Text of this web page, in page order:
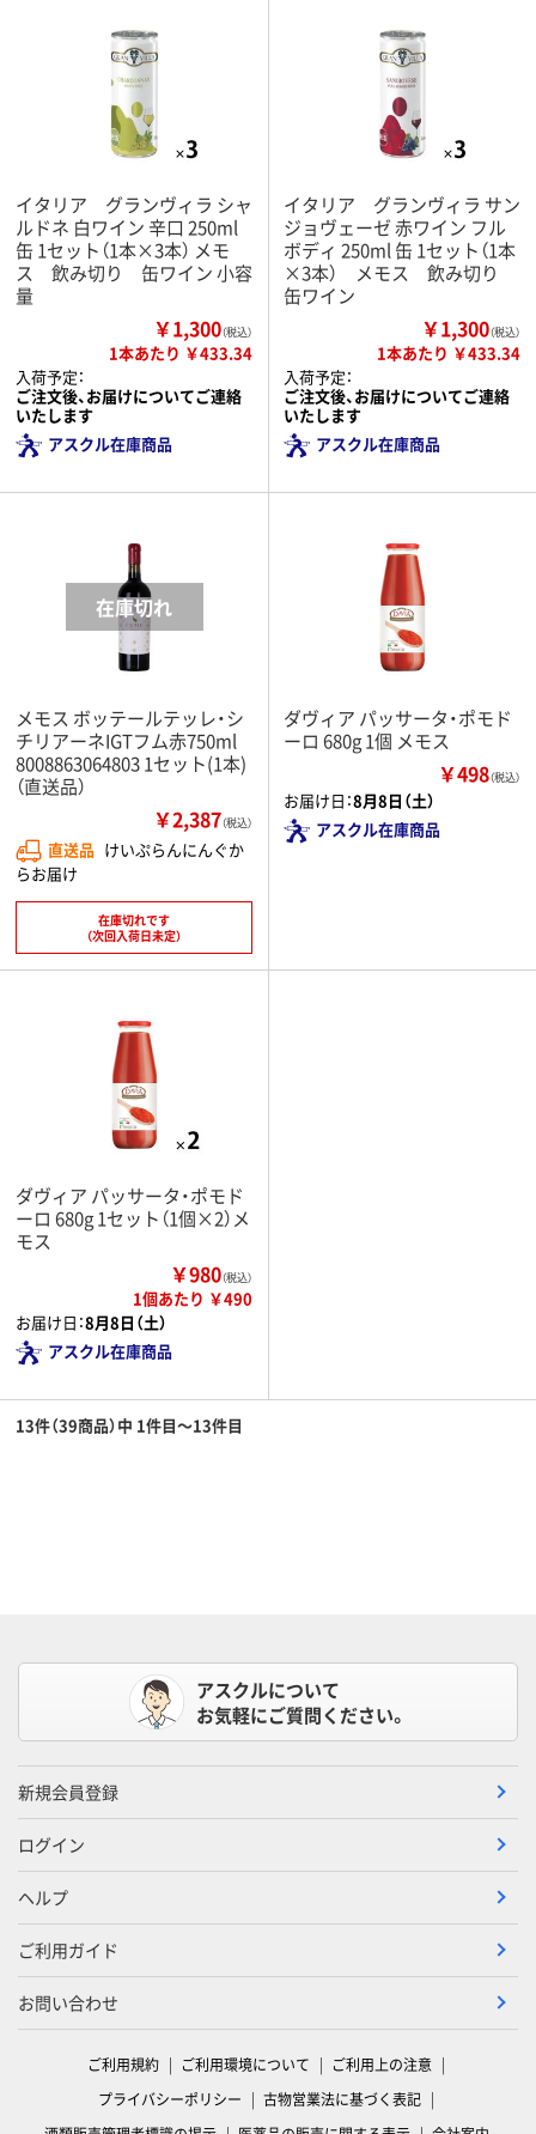
イタリア グランヴィラ シャ
ルドネ 白ワイン 辛口 250ml
缶 1セット（1本×3本） メモ
ス 飲み切り 缶ワイン 小容
量
￥1,300（税込）
1本あたり ￥433.34
入荷予定：
ご注文後、お届けについてご連絡
いたします
アスクル在庫商品
イタリア グランヴィラ サン
ジョヴェーゼ 赤ワイン フル
ボディ 250ml 缶 1セット（1本
×3本） メモス 飲み切り
缶ワイン
￥1,300（税込）
1本あたり ￥433.34
入荷予定：
ご注文後、お届けについてご連絡
いたします
アスクル在庫商品
メモス ボッテールテッレ・シ
チリアーネIGTフム赤750ml
8008863064803 1セット(1本)
（直送品）
￥2,387（税込）
直送品 けいぷらんにんぐか
らお届け
在庫切れです
（次回入荷日未定）
ダヴィア パッサータ・ポモド
ーロ 680g 1個 メモス
￥498（税込）
お届け日：8月8日（土）
アスクル在庫商品
ダヴィア パッサータ・ポモド
ーロ 680g 1セット（1個×2）メ
モス
￥980（税込）
1個あたり ￥490
お届け日：8月8日（土）
アスクル在庫商品
13件（39商品）中 1件目～13件目
アスクルについて
お気軽にご質問ください。
新規会員登録
ログイン
ヘルプ
ご利用ガイド
お問い合わせ
ご利用規約 ご利用環境について
ご利用上の注意
プライバシーポリシー
古物営業法に基づく表記